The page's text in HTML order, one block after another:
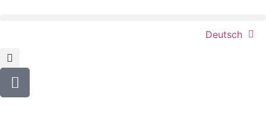
Deutsch